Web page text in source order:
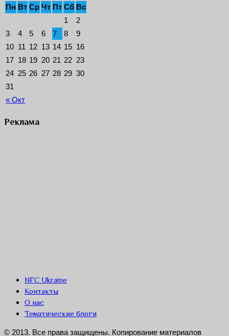
Пн Вт Ср Чт Пт Сб Вс
« Окт
1
2
3
4 5 6 7 8
9
10 11 12 13 14 15 16
17 18 19 20 21 22 23
24 25 26 27 28 29 30
31
Реклама
NFC Ukraine
Контакты
О нас
Тематические блоги
© 2013. Все права защищены. Копирование материалов